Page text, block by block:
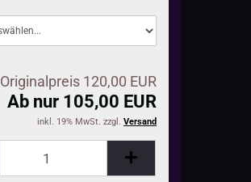
Originalpreis 120,00 EUR
Ab nur 105,00 EUR
inkl. 19% MwSt. zzgl. Versand